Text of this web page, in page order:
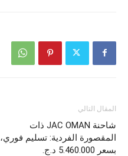
المقال التالي
شاحنة JAC OMAN ذات
المقصورة الفردية: تسليم فوري،
بسعر 5.460.000 د.ج.